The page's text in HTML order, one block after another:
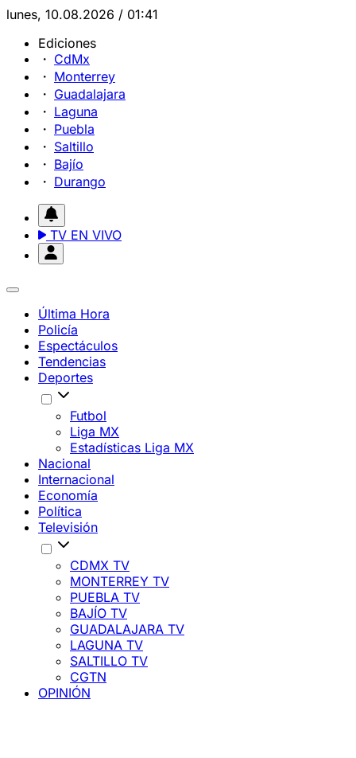
lunes, 10.08.2026 / 01:41
Ediciones
CdMx
Monterrey
Guadalajara
Laguna
Puebla
Saltillo
Bajío
Durango
TV EN VIVO
Última Hora
Policía
Espectáculos
Tendencias
Deportes
Futbol
Liga MX
Estadísticas Liga MX
Nacional
Internacional
Economía
Política
Televisión
CDMX TV
MONTERREY TV
PUEBLA TV
BAJÍO TV
GUADALAJARA TV
LAGUNA TV
SALTILLO TV
CGTN
OPINIÓN